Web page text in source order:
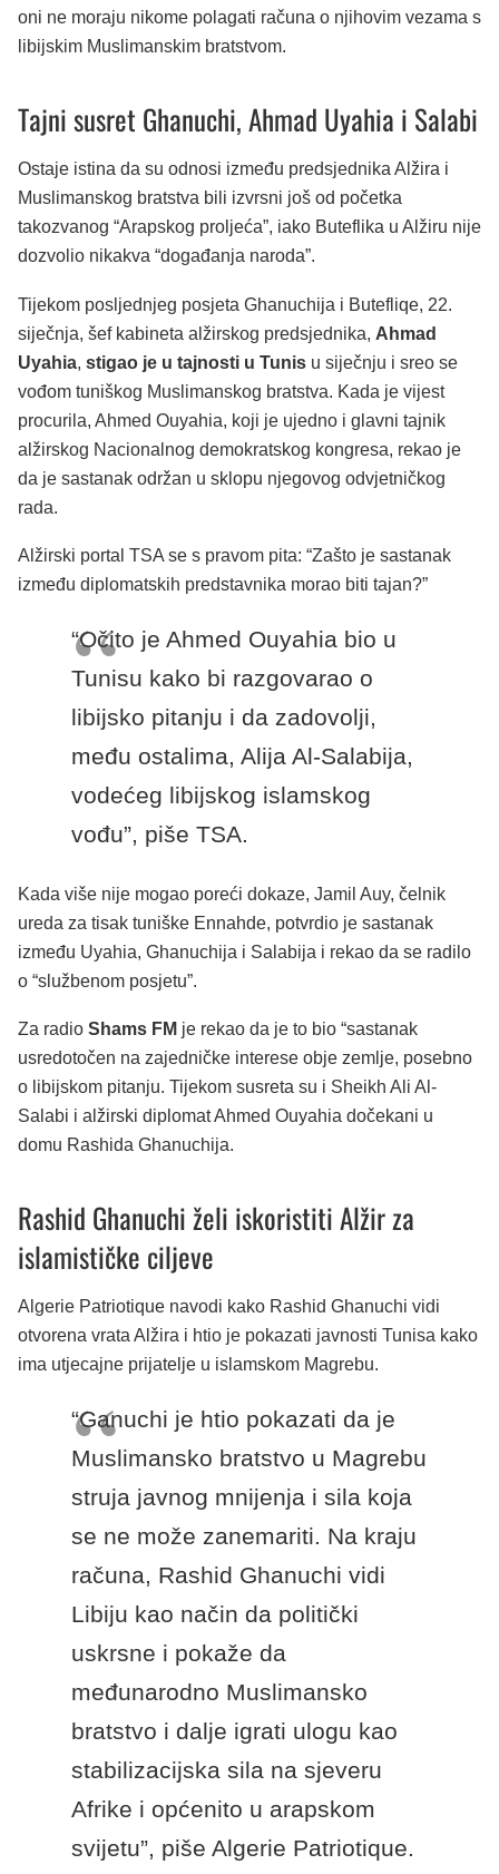
oni ne moraju nikome polagati računa o njihovim vezama s
libijskim Muslimanskim bratstvom.
Tajni susret Ghanuchi, Ahmad Uyahia i Salabi
Ostaje istina da su odnosi između predsjednika Alžira i
Muslimanskog bratstva bili izvrsni još od početka
takozvanog “Arapskog proljeća”, iako Buteflika u Alžiru nije
dozvolio nikakva “događanja naroda”.
Tijekom posljednjeg posjeta Ghanuchija i Butefliqe, 22.
siječnja, šef kabineta alžirskog predsjednika, Ahmad
Uyahia, stigao je u tajnosti u Tunis u siječnju i sreo se
vođom tuniškog Muslimanskog bratstva. Kada je vijest
procurila, Ahmed Ouyahia, koji je ujedno i glavni tajnik
alžirskog Nacionalnog demokratskog kongresa, rekao je
da je sastanak održan u sklopu njegovog odvjetničkog
rada.
Alžirski portal TSA se s pravom pita: “Zašto je sastanak
između diplomatskih predstavnika morao biti tajan?”
“Očito je Ahmed Ouyahia bio u
Tunisu kako bi razgovarao o
libijsko pitanju i da zadovolji,
među ostalima, Alija Al-Salabija,
vodećeg libijskog islamskog
vođu”, piše TSA.
Kada više nije mogao poreći dokaze, Jamil Auy, čelnik
ureda za tisak tuniške Ennahde, potvrdio je sastanak
između Uyahia, Ghanuchija i Salabija i rekao da se radilo
o “službenom posjetu”.
Za radio Shams FM je rekao da je to bio “sastanak
usredotočen na zajedničke interese obje zemlje, posebno
o libijskom pitanju. Tijekom susreta su i Sheikh Ali Al-
Salabi i alžirski diplomat Ahmed Ouyahia dočekani u
domu Rashida Ghanuchija.
Rashid Ghanuchi želi iskoristiti Alžir za
islamističke ciljeve
Algerie Patriotique navodi kako Rashid Ghanuchi vidi
otvorena vrata Alžira i htio je pokazati javnosti Tunisa kako
ima utjecajne prijatelje u islamskom Magrebu.
“Ganuchi je htio pokazati da je
Muslimansko bratstvo u Magrebu
struja javnog mnijenja i sila koja
se ne može zanemariti. Na kraju
računa, Rashid Ghanuchi vidi
Libiju kao način da politički
uskrsne i pokaže da
međunarodno Muslimansko
bratstvo i dalje igrati ulogu kao
stabilizacijska sila na sjeveru
Afrike i općenito u arapskom
svijetu”, piše Algerie Patriotique.